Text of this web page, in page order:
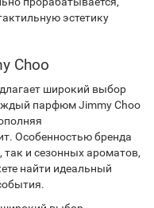
эстетику
Choo
широкий выбор
парфюм Jimmy Choo
Особенностью бренда
так и сезонных ароматов,
найти идеальный